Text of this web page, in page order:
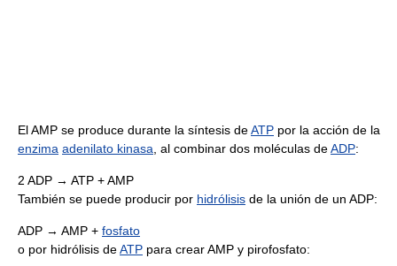
El AMP se produce durante la síntesis deATP por la acción de la
enzima adenilato kinasa , al combinar dos moléculas deADP:
2 ADP → ATP + AMP
También se puede producir por hidrólisis de la unión de un ADP:
ADP → AMP + fosfato
o por hidrólisis deATP para crear AMP y pirofosfato: